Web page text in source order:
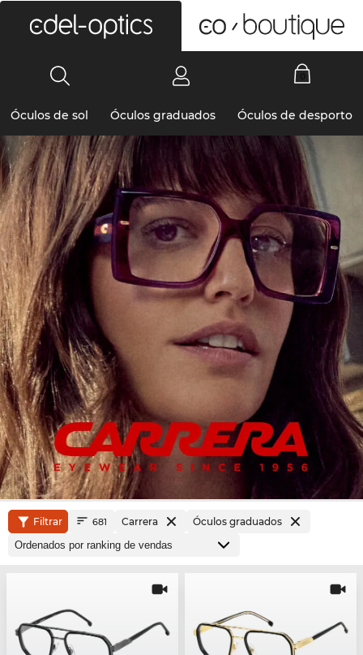
Óculos de sol Óculos graduados Óculos de desporto
Filtrar 681 Carrera Óculos graduados